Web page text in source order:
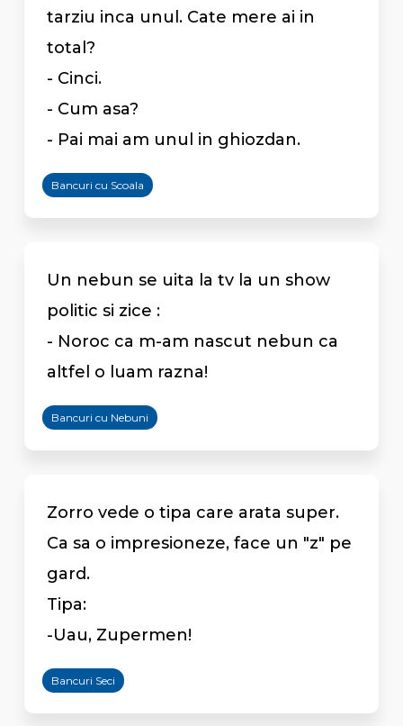
tarziu inca unul. Cate mere ai in
total?
- Cinci.
- Cum asa?
- Pai mai am unul in ghiozdan.
Bancuri cu Scoala
Un nebun se uita la tv la un show
politic si zice :
- Noroc ca m-am nascut nebun ca
altfel o luam razna!
Bancuri cu Nebuni
Zorro vede o tipa care arata super.
Ca sa o impresioneze, face un "z" pe
gard.
Tipa:
-Uau, Zupermen!
Bancuri Seci